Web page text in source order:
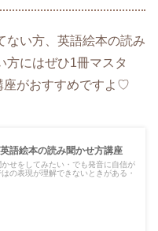
ない方、英語絵本の読み
方にはぜひ1冊マスタ
座がおすすめですよ♡
語絵本の読み聞かせ方講座
かせをしてみたい・でも発音に自信が
の表現が理解できないときがある・